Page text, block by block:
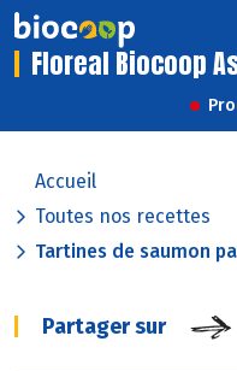
Floreal Biocoop
Accueil
Toutes nos recettes
Tartines de saumon
Partager sur